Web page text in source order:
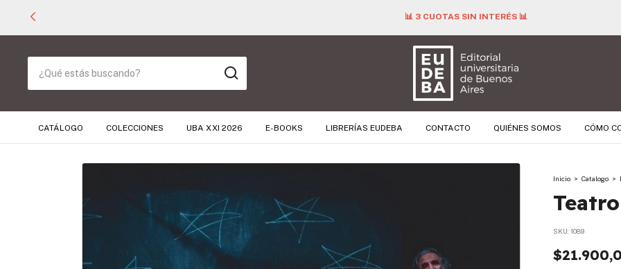
📊 3 CUOTAS SIN INTERÉS 📊
CATÁLOGO COLECCIONES UBA XXI 2026 E-BOOKS LIBRERÍAS EUDEBA CONTACTO QUIÉNES SOMOS CÓMO
Inicio > Catalogo >
SKU: 1089